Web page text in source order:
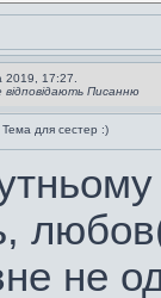
2019, 17:27.
відповідають Писанню
Тема для сестер :)
не